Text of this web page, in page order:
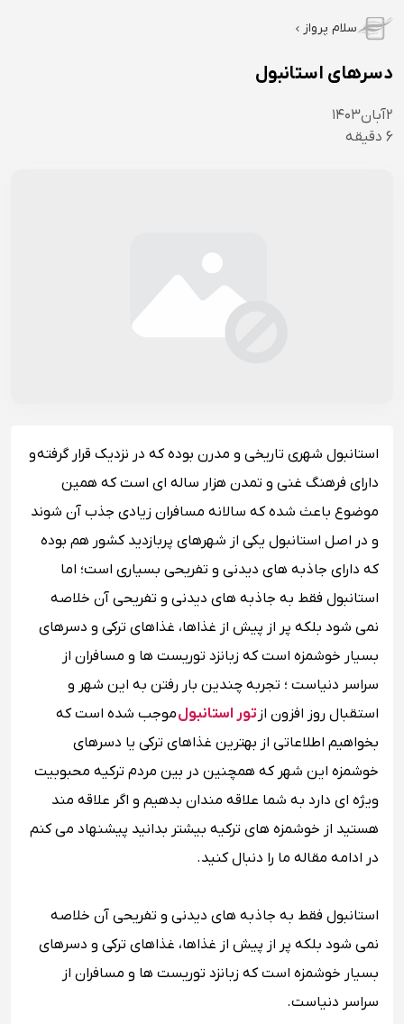
سلام پرواز
دسرهای استانبول
۲آبان۱۴۰۳
6 دقیقه
استانبول شهری تاریخی و مدرن بوده که در نزدیک قرار گرفته و
دارای فرهنگ غنی و تمدن هزار ساله ای است که همین
موضوع باعث شده که سالانه مسافران زیادی جذب آن شوند
و در اصل استانبول یکی از شهرهای پربازدید کشور هم بوده
که دارای جاذبه های دیدنی و تفریحی بسیاری است؛ اما
استانبول فقط به جاذبه های دیدنی و تفریحی آن خلاصه
نمی شود بلکه پر از پیش از غذاها، غذاهای ترکی و دسرهای
بسیار خوشمزه است که زبانزد توریست ها و مسافران از
سراسر دنیاست ؛ تجربه چندین بار رفتن به این شهر و
استقبال روز افزون از تور استانبولموجب شده است که
بخواهیم اطلاعاتی از بهترین غذاهای ترکی یا دسرهای
خوشمزه این شهر که همچنین در بین مردم ترکیه محبوبیت
ویژه ای دارد به شما علاقه مندان بدهیم و اگر علاقه مند
هستید از خوشمزه های ترکیه بیشتر بدانید پیشنهاد می کنم
در ادامه مقاله ما را دنبال کنید.
استانبول فقط به جاذبه های دیدنی و تفریحی آن خلاصه
نمی شود بلکه پر از پیش از غذاها، غذاهای ترکی و دسرهای
بسیار خوشمزه است که زبانزد توریست ها و مسافران از
سراسر دنیاست.